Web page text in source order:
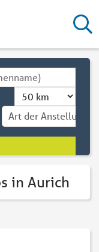
Art der Anstellung
in Aurich